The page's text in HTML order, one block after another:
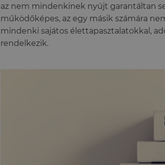
az nem mindenkinek nyújt garantáltan
működőképes, az egy másik számára
mindenki sajátos élettapasztalatokkal,
rendelkezik.